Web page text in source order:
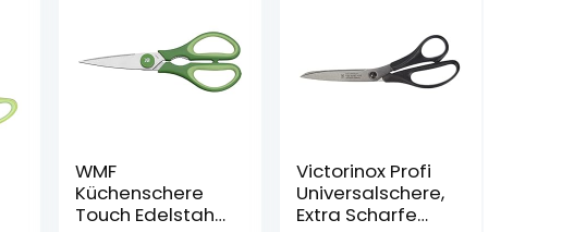
WMF
Küchenschere
Touch Edelstahl
Victorinox Profi
Universalschere,
Extra Scharfe